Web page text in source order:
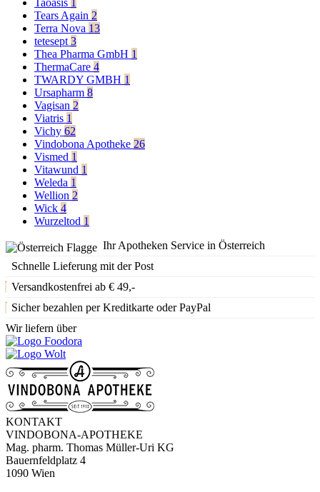
Taoasis 1
Tears Again 2
Terra Nova 13
tetesept 3
Thea Pharma GmbH 1
ThermaCare 4
TWARDY GMBH 1
Ursapharm 8
Vagisan 2
Viatris 1
Vichy 62
Vindobona Apotheke 26
Vismed 1
Vitawund 1
Weleda 1
Wellion 2
Wick 4
Wurzeltod 1
Ihr Apotheken Service in Österreich
Schnelle Lieferung mit der Post
Versandkostenfrei ab € 49,-
Sicher bezahlen per Kreditkarte oder PayPal
Wir liefern über
KONTAKT
VINDOBONA-APOTHEKE
Mag. pharm. Thomas Müller-Uri KG
Bauernfeldplatz 4
1090 Wien